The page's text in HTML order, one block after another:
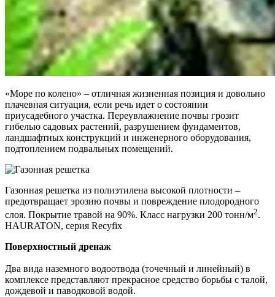
«Море по колено» – отличная жизненная позиция и довольно
плачевная ситуация, если речь идет о состоянии
приусадебного участка. Переувлажнение почвы грозит
гибелью садовых растений, разрушением фундаментов,
ландшафтных конструкций и инженерного оборудования,
подтоплением подвальных помещений.
Газонная решетка из полиэтилена высокой плотности –
предотвращает эрозию почвы и повреждение плодородного
слоя. Покрытие травой на 90%. Класс нагрузки 200 тонн/м2.
HAURATON, серия Recyfix
Поверхностный дренаж
Два вида наземного водоотвода (точечный и линейный) в
комплексе представляют прекрасное средство борьбы с талой,
дождевой и паводковой водой.